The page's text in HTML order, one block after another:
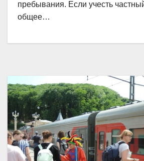
пребывания. Если учесть
общее…